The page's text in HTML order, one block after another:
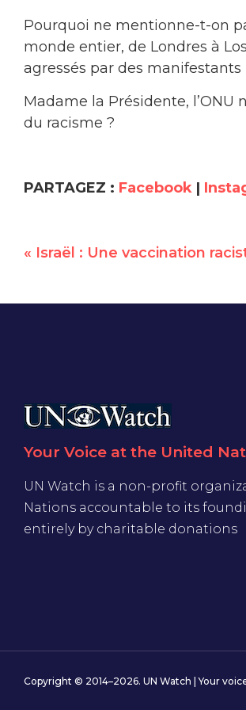
Pourquoi ne mentionne-t-on
monde entier, de Londres à
agressés par des
Madame la Présidente,
du racisme ?
PARTAGEZ : Facebook |
« Israël : Une vaccination
Your Voice at the United
UN Watch is a non-profit
Nations accountable to its
entirely by charitable donations
Copyright © 2014–2026. UN Watch | Your